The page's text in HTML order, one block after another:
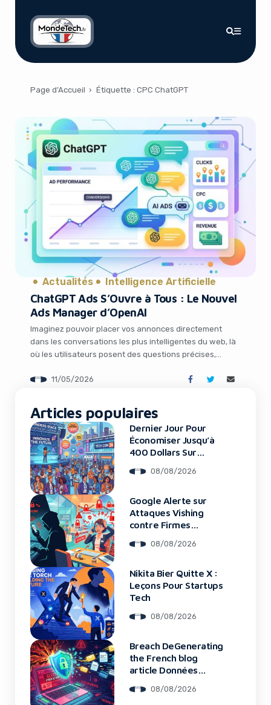
Page d’Accueil › Étiquette : CPC ChatGPT
Actualités Intelligence Artificielle
ChatGPT Ads S’Ouvre à Tous : Le Nouvel
Ads Manager d’OpenAI
Imaginez pouvoir placer vos annonces directement
dans les conversations les plus intelligentes du web, là
où les utilisateurs posent des questions précises,
d’achat. C’est exactement ce que propose désormais
tournant majeur dans […]
11/05/2026
Articles populaires
Dernier Jour Pour
Économiser Jusqu’à
400 Dollars Sur
202608/08/2026
Google Alerte sur
Attaques Vishing
contre Firmes
08/08/2026
Nikita Bier Quitte X :
Leçons Pour Startups
Tech
08/08/2026
Breach DeGenerating
the French blog
article Données
Les Clients Touchés
08/08/2026
using an ad-blocker!
Yes, I will turn off Ad-Blocker
No Thanks